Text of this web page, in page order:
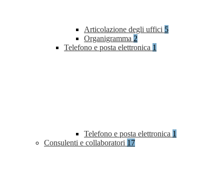
Articolazione degli uffici 5
Organigramma 2
Telefono e posta elettronica 1
Telefono e posta elettronica 1
Consulenti e collaboratori 17